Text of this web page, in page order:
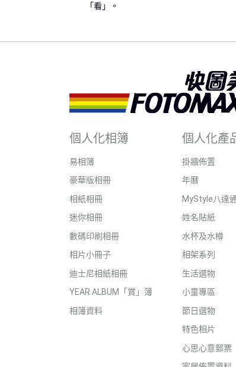
「看」。
個人化相簿
易相簿
豪華版相冊
相紙相冊
迷你相冊
數碼印刷相冊
相片小冊子
迪士尼相紙相冊
YEAR ALBUM「賞」簿
相簿資料
個人化產
掛牆佈置
年曆
MyStyle八達
姓名貼紙
水杯及水樽
相架系列
生活選物
小童專區
節日選物
特色相片
心思心意郵票